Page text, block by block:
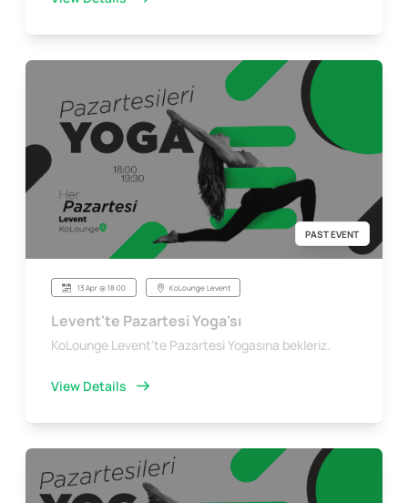
PAST EVENT
13 Apr @ 18:00 KoLounge Levent
Levent'te Pazartesi Yoga'sı
KoLounge Levent'te Pazartesi Yogasına bekleriz.
View Details